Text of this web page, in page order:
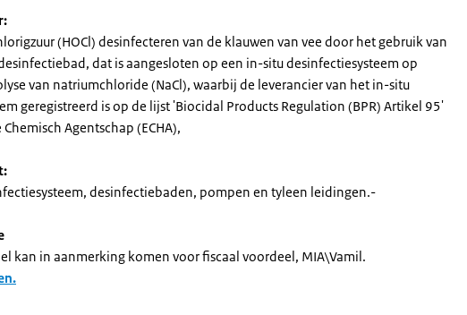
(HOCl) desinfecteren van de klauwen van vee door het gebruik van
dat is aangesloten op een in-situ desinfectiesysteem op
van natriumchloride (NaCl), waarbij de leverancier van het in-situ
geregistreerd is op de lijst 'Biocidal Products Regulation (BPR) Artikel 95'
Agentschap (ECHA),
desinfectiebaden, pompen en tyleen leidingen.-
kan in aanmerking komen voor fiscaal voordeel, MIA\Vamil.